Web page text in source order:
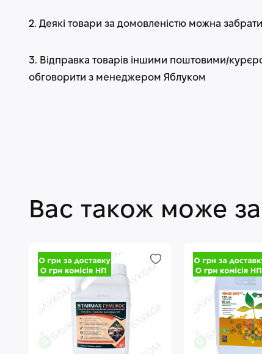
2. Деякі товари за домовленістю можна
3. Відправка товарів іншими поштовими/
обговорити з менеджером Яблуком
Вас також може